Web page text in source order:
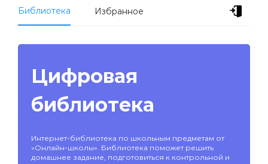
Библиотека Избранное
Цифровая
библиотека
Интернет-библиотека по школьным предметам от
«Онлайн-школы». Библиотека поможет решить
домашнее задание, подготовиться к контрольной и